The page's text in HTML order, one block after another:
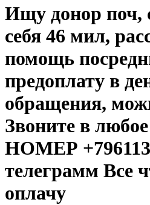
Ищу донор поч,
себя 46 мил,
помощь
предоплату в
обращения,
Звоните в
НОМЕР
телеграмм Все
оплачу